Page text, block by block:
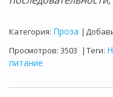
Категория: Проза |
Просмотров: 3503 | Теги:
питание